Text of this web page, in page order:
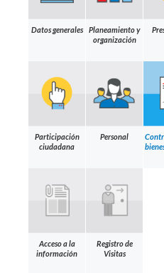
Datos generales
Planeamiento y
organización
Participación
ciudadana
Personal
Acceso a la
información
Registro de
Visitas